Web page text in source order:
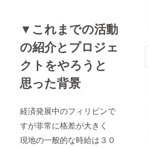
▼これまでの活動
の紹介とプロジェ
クトをやろうと
思った背景
経済発展中のフィリピンで
すが非常に格差が大きく
現地の一般的な時給は３０